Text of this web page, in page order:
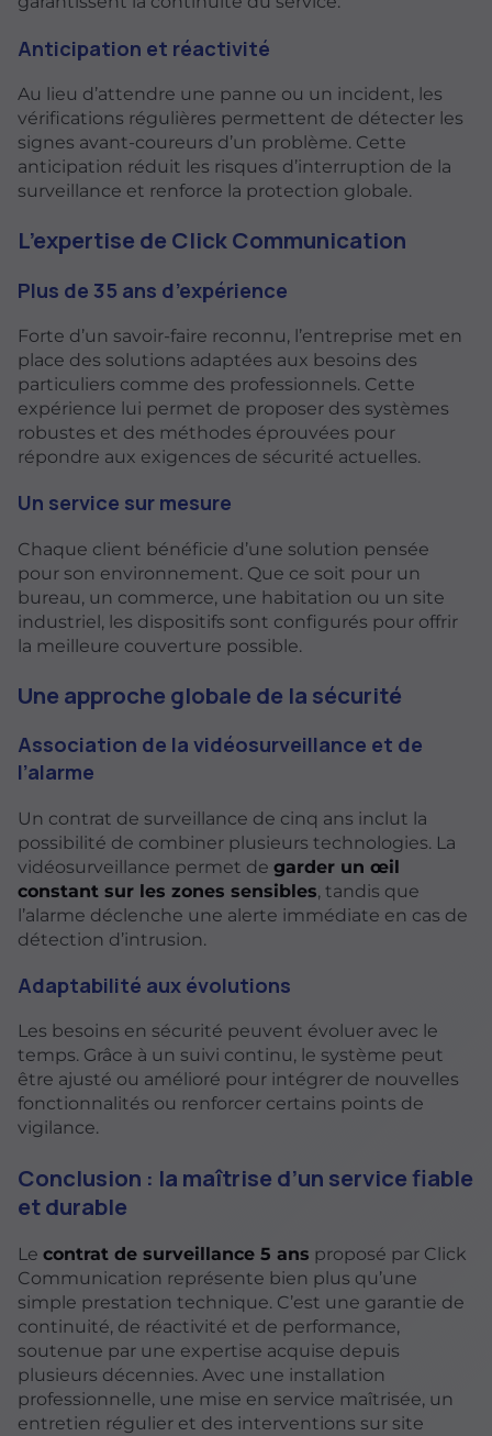
Anticipation et réactivité
Au lieu d’attendre une panne ou un incident, les
vérifications régulières permettent de détecter les
signes avant-coureurs d’un problème. Cette
anticipation réduit les risques d’interruption de la
surveillance et renforce la protection globale.
L’expertise de Click Communication
Plus de 35 ans d’expérience
Forte d’un savoir-faire reconnu, l’entreprise met en
place des solutions adaptées aux besoins des
particuliers comme des professionnels. Cette
expérience lui permet de proposer des systèmes
robustes et des méthodes éprouvées pour
répondre aux exigences de sécurité actuelles.
Un service sur mesure
Chaque client bénéficie d’une solution pensée
pour son environnement. Que ce soit pour un
bureau, un commerce, une habitation ou un site
industriel, les dispositifs sont configurés pour offrir
la meilleure couverture possible.
Une approche globale de la sécurité
Association de la vidéosurveillance et de
l’alarme
Un contrat de surveillance de cinq ans inclut la
possibilité de combiner plusieurs technologies. La
vidéosurveillance permet de garder un œil
constant sur les zones sensibles, tandis que
l’alarme déclenche une alerte immédiate en cas de
détection d’intrusion.
Adaptabilité aux évolutions
Les besoins en sécurité peuvent évoluer avec le
temps. Grâce à un suivi continu, le système peut
être ajusté ou amélioré pour intégrer de nouvelles
fonctionnalités ou renforcer certains points de
vigilance.
Conclusion : la maîtrise d’un service fiable
et durable
Le contrat de surveillance 5 ans proposé par Click
Communication représente bien plus qu’une
simple prestation technique. C’est une garantie de
continuité, de réactivité et de performance,
soutenue par une expertise acquise depuis
plusieurs décennies. Avec une installation
professionnelle, une mise en service maîtrisée, un
entretien régulier et des interventions sur site